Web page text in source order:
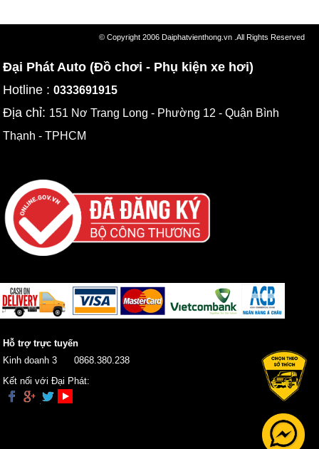
© Copyright 2006 Daiphatvienthong.vn .All Rights Reserved
Đại Phát Auto (Đồ chơi - Phụ kiện xe hơi)
Hotline :0333691915
Địa chỉ: 151 Nơ Trang Long - Phường 12 - Quận Bình
Thạnh - TPHCM
Hỗ trợ trực tuyến
Kinh doanh 3
0868.380.238
Kết nối với Đại Phát: